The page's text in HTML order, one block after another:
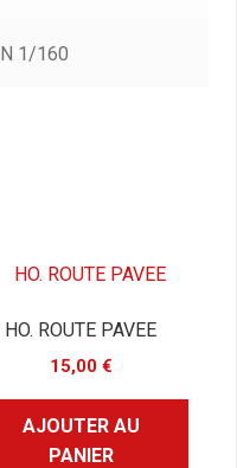
N 1/160
HO. ROUTE PAVEE
15,00 €
AJOUTER AU
PANIER